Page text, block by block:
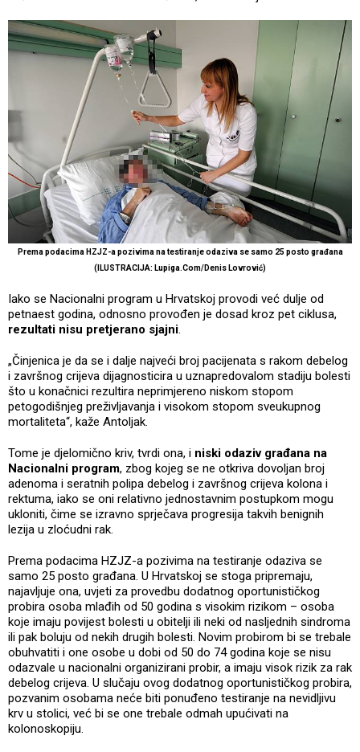
Prema podacima HZJZ-a pozivima na testiranje odaziva se samo 25 posto građana
(ILUSTRACIJA: Lupiga.Com/Denis Lovrović)
Iako se Nacionalni program u Hrvatskoj provodi već dulje od
petnaest godina, odnosno provođen je dosad kroz pet ciklusa,
rezultati nisu pretjerano sjajni.
„Činjenica je da se i dalje najveći broj pacijenata s rakom debelog
i završnog crijeva dijagnosticira u uznapredovalom stadiju bolesti
što u konačnici rezultira neprimjereno niskom stopom
petogodišnjeg preživljavanja i visokom stopom sveukupnog
mortaliteta“, kaže Antoljak.
Tome je djelomično kriv, tvrdi ona, i niski odaziv građana na
Nacionalni program, zbog kojeg se ne otkriva dovoljan broj
adenoma i seratnih polipa debelog i završnog crijeva kolona i
rektuma, iako se oni relativno jednostavnim postupkom mogu
ukloniti, čime se izravno sprječava progresija takvih benignih
lezija u zloćudni rak.
Prema podacima HZJZ-a pozivima na testiranje odaziva se
samo 25 posto građana. U Hrvatskoj se stoga pripremaju,
najavljuje ona, uvjeti za provedbu dodatnog oportunističkog
probira osoba mlađih od 50 godina s visokim rizikom – osoba
koje imaju povijest bolesti u obitelji ili neki od nasljednih sindroma
ili pak boluju od nekih drugih bolesti. Novim probirom bi se trebale
obuhvatiti i one osobe u dobi od 50 do 74 godina koje se nisu
odazvale u nacionalni organizirani probir, a imaju visok rizik za rak
debelog crijeva. U slučaju ovog dodatnog oportunističkog probira,
pozvanim osobama neće biti ponuđeno testiranje na nevidljivu
krv u stolici, već bi se one trebale odmah upućivati na
kolonoskopiju.